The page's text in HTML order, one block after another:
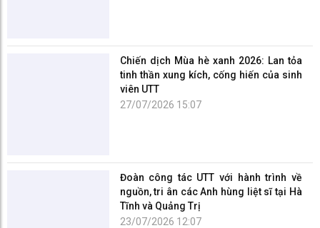
Đoàn công tác UTT với hành trình về
nguồn, tri ân các Anh hùng liệt sĩ tại Hà
Tĩnh và Quảng Trị
23/07/2026 12:07
một điểm truy cập cho toàn bộ dịch vụ
số của Nhà trường
21/07/2026 16:07